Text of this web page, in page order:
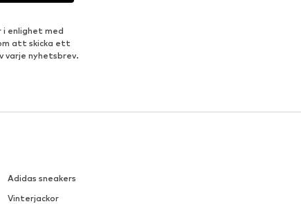
i enlighet med
att skicka ett
varje nyhetsbrev.
Adidas sneakers
Vinterjackor